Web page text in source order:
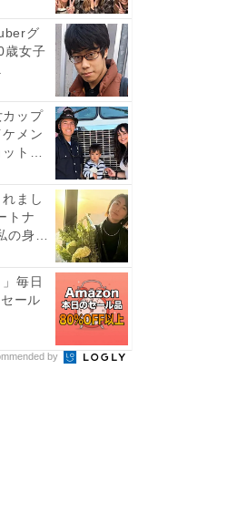
グ
歳女子
カップ
メン
ト！
れまし
トナ
の身
」毎日
ール
by